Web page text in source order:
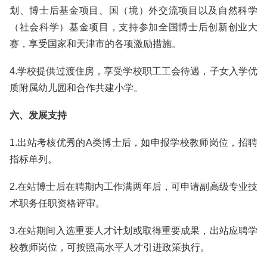
划、博士后基金项目、国（境）外交流项目以及自然科学
（社会科学）基金项目，支持参加全国博士后创新创业大
赛，享受国家和天津市的各项激励措施。
4.学校提供过渡住房，享受学校职工工会待遇，子女入学优
质附属幼儿园和合作共建小学。
六、发展支持
1.出站考核优秀的A类博士后，如申报学校教师岗位，招聘
指标单列。
2.在站博士后在聘期内工作满两年后，可申请副高级专业技
术职务任职资格评审。
3.在站期间入选重要人才计划或取得重要成果，出站应聘学
校教师岗位，可按照高水平人才引进政策执行。